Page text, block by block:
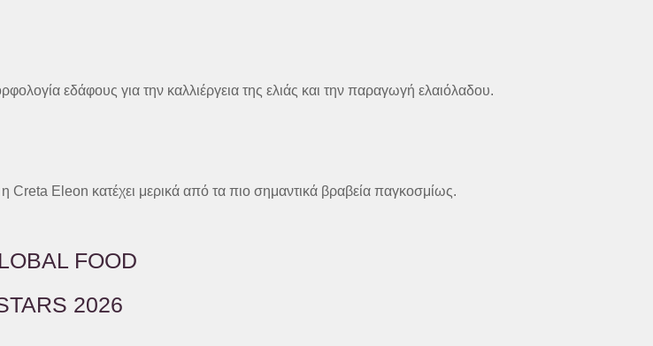
εδάφους για την καλλιέργεια της ελιάς και την παραγωγή ελαιόλαδου.
Creta Eleon κατέχει μερικά από τα πιο σημαντικά βραβεία παγκοσμίως.
FOOD
2026